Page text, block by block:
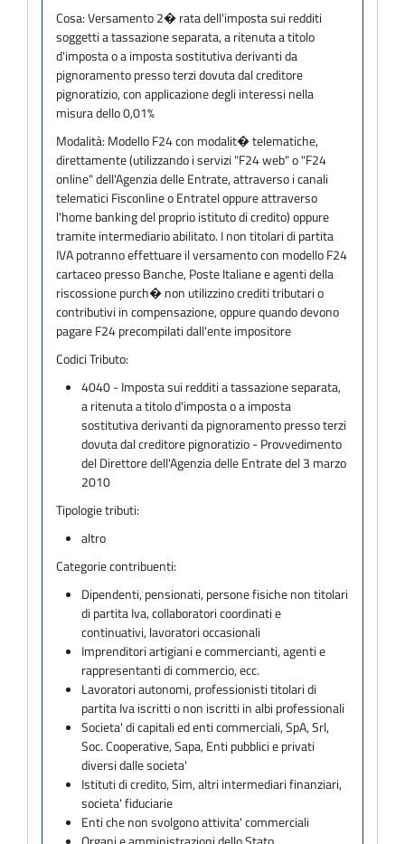
Cosa:Versamento 2� rata dell'imposta sui redditi
soggetti a tassazione separata, a ritenuta a titolo
d'imposta o a imposta sostitutiva derivanti da
pignoramento presso terzi dovuta dal creditore
pignoratizio, con applicazione degli interessi nella
misura dello 0,01%
Modalità: Modello F24 con modalit� telematiche,
direttamente (utilizzando i servizi "F24 web" o "F24
online" dell'Agenzia delle Entrate, attraverso i canali
telematici Fisconline o Entratel oppure attraverso
l'home banking del proprio istituto di credito) oppure
tramite intermediario abilitato. I non titolari di partita
IVA potranno effettuare il versamento con modello F24
cartaceo presso Banche, Poste Italiane e agenti della
riscossione purch� non utilizzino crediti tributari o
contributivi in compensazione, oppure quando devono
pagare F24 precompilati dall'ente impositore
Codici Tributo:
4040 - Imposta sui redditi a tassazione separata,
a ritenuta a titolo d'imposta o a imposta
sostitutiva derivanti da pignoramento presso terzi
dovuta dal creditore pignoratizio - Provvedimento
del Direttore dell'Agenzia delle Entrate del 3 marzo
2010
Tipologie tributi:
altro
Categorie contribuenti:
Dipendenti, pensionati, persone fisiche non titolari
di partita Iva, collaboratori coordinati e
continuativi, lavoratori occasionali
Imprenditori artigiani e commercianti, agenti e
rappresentanti di commercio, ecc.
Lavoratori autonomi, professionisti titolari di
partita Iva iscritti o non iscritti in albi professionali
Societa' di capitali ed enti commerciali, SpA, Srl,
Soc. Cooperative, Sapa, Enti pubblici e privati
diversi dalle societa'
Istituti di credito, Sim, altri intermediari finanziari,
societa' fiduciarie
Enti che non svolgono attivita' commerciali